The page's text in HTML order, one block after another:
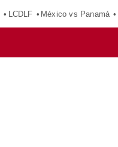
LCDLF México vs Panamá